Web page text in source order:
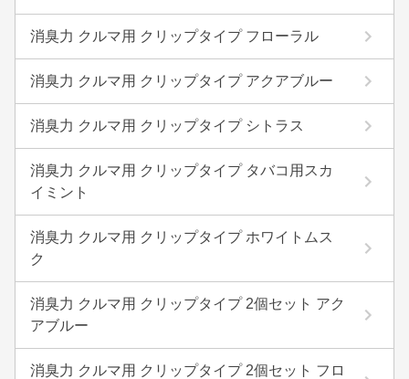
消臭力 クルマ用 クリップタイプ フローラル
消臭力 クルマ用 クリップタイプ アクアブルー
消臭力 クルマ用 クリップタイプ シトラス
消臭力 クルマ用 クリップタイプ タバコ用スカ
イミント
消臭力 クルマ用 クリップタイプ ホワイトムス
ク
消臭力 クルマ用 クリップタイプ 2個セット アク
アブルー
消臭力 クルマ用 クリップタイプ 2個セット フロ